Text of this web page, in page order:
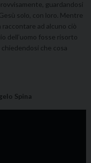
guardandosi
solo, con loro. Mentre
ad alcuno ciò
dell’uomo fosse risorto
che cosa
Spina